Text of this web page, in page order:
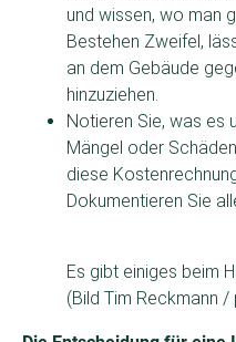
und wissen, wo man
Bestehen Zweifel,
an dem Gebäude
hinzuziehen.
Notieren Sie, was es
Mängel oder
diese
Dokumentieren Sie
Es gibt einiges beim
(Bild Tim Reckmann /